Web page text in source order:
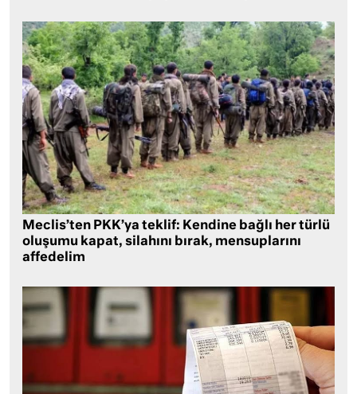
Meclis’ten PKK’ya teklif: Kendine bağlı her türlü
oluşumu kapat, silahını bırak, mensuplarını
affedelim